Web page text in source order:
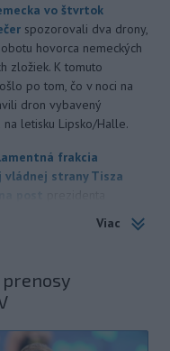
vo štvrtok
spozorovali dva drony,
hovorca nemeckých
zložiek. K tomuto
po tom, čo v noci na
dron vybavený
na letisku Lipsko/Halle.
frakcia
vládnej strany Tisza
súdu Andrása
na Facebooku po tajnom
Irán z útoku na
Viac
prenosy